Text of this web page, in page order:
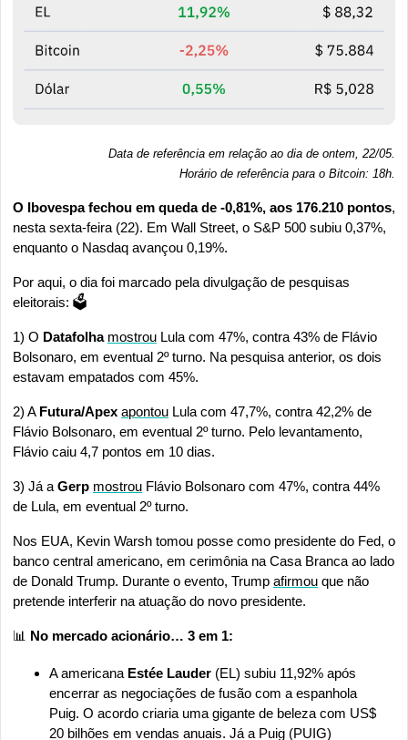
Data de referência em relação ao dia de ontem, 22/05.
Horário de referência para o Bitcoin: 18h.
O Ibovespa fechou em queda de -0,81%, aos 176.210 pontos,
nesta sexta-feira (22). Em Wall Street, o S&P 500 subiu 0,37%,
enquanto o Nasdaq avançou 0,19%.
Por aqui, o dia foi marcado pela divulgação de pesquisas
eleitorais: 🗳️
1) O Datafolha mostrou Lula com 47%, contra 43% de Flávio
Bolsonaro, em eventual 2º turno. Na pesquisa anterior, os dois
estavam empatados com 45%.
2) A Futura/Apex apontou Lula com 47,7%, contra 42,2% de
Flávio Bolsonaro, em eventual 2º turno. Pelo levantamento,
Flávio caiu 4,7 pontos em 10 dias.
3) Já a Gerp mostrou Flávio Bolsonaro com 47%, contra 44%
de Lula, em eventual 2º turno.
Nos EUA, Kevin Warsh tomou posse como presidente do Fed, o
banco central americano, em cerimônia na Casa Branca ao lado
de Donald Trump. Durante o evento, Trump afirmou que não
pretende interferir na atuação do novo presidente.
📊 No mercado acionário… 3 em 1:
A americana Estée Lauder (EL) subiu 11,92% após
encerrar as negociações de fusão com a espanhola
Puig. O acordo criaria uma gigante de beleza com US$
20 bilhões em vendas anuais. Já a Puig (PUIG)